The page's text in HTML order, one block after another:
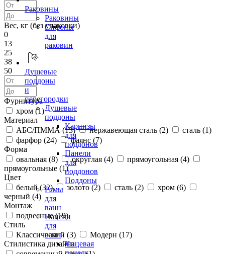
Раковины
Раковины
Сифоны
для
раковин
Душевые
поддоны
и
перегородки
Душевые
поддоны
Карнизы
для
поддонов
Панели
для
поддонов
Поддоны
Рамы
для
ванн
Панели
для
ванн
Лицевая
Вес, кг (без упаковки)
0
13
25
38
50
Фурнитура
хром (1)
Материал
АБС/ПММА (13) нержавеющая сталь (2) сталь (1)
фарфор (24) фаянс (7)
Форма
овальная (8) округлая (4) прямоугольная (4)
прямоугольные (1)
Цвет
белый (32) золото (2) сталь (2) хром (6)
черный (4)
Монтаж
подвесные (19)
Стиль
Классический (3) Модерн (17)
Стилистика дизайна